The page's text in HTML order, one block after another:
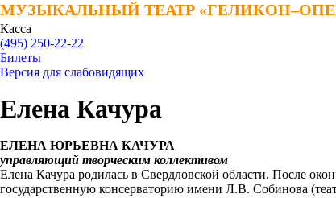
МУЗЫКАЛЬНЫЙ ТЕАТР
МУЗЫКАЛЬНЫЙ ТЕАТР
Касса
(495) 250-22-22
Билеты
Версия для слабовидящих
Елена Качура
ЕЛЕНА ЮРЬЕВНА КАЧУРА
управляющий творческим коллективом
Елена Качура родилась в Свердловской области. После
государственную консерваторию имени Л.В. Собинова